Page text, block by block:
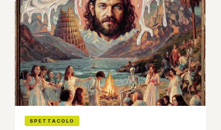
SPETTACOLO